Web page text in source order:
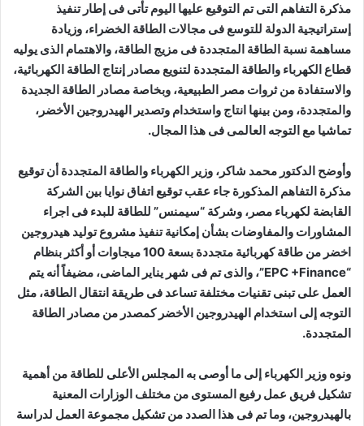
مذكرة التفاهم التى تم التوقيع عليها اليوم تأتى فى إطار تنفيذ
إستراتيجية الدولة للتوسع فى مجالات الطاقة الخضراء، وزيادة
مساهمة نسبة الطاقة المتجددة فى مزيج الطاقة، والاهتمام الذى يوليه
قطاع الكهرباء والطاقة المتجددة لتنويع مصادر إنتاج الطاقة الكهربائية،
والاستفادة من ثروات مصر الطبيعية، وبخاصة مصادر الطاقة الجديدة
والمتجددة، ومن بينها انتاج واستخدام وتصدير الهيدروجين الأخضر،
تماشيا مع التوجه العالمى فى هذا المجال.
وأوضح الدكتور محمد شاكر، وزير الكهرباء والطاقة المتجددة أن توقيع
مذكرة التفاهم المذكورة جاء عقب توقيع اتفاق نوايا بين الشركة
القابضة لكهرباء مصر، وشركة “سيمنس” للطاقة للبدء فى اجراء
المشاورات والمفاوضات بشأن إمكانية تنفيذ مشروع توليد هيدروجين
اخضر من طاقة كهربائية متجددة بسعة 100 ميجاوات أو أكثر بنظام
“EPC +Finance”، والذى تم فى شهر يناير الماضى، مضيفاً أنه يتم
العمل على تبنى تقنيات مختلفة تساعد فى طريقة انتقال الطاقة، مثل
التوجه إلى استخدام الهيدروجين الأخضر كمصدر من مصادر الطاقة
المتجددة.
ونوه وزير الكهرباء إلى ما أوصى به المجلس الأعلى للطاقة من أهمية
تشكيل فريق عمل رفيع المستوى من مختلف الوزارات المعنية
بالهيدروجين، وما تم فى هذا الصدد من تشكيل مجموعة العمل لدراسة